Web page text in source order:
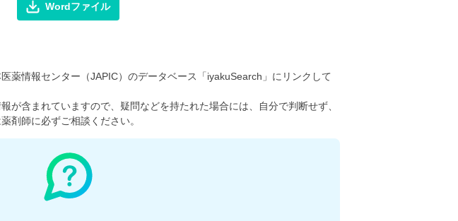
Wordファイル
医薬情報センター（JAPIC）のデータベース「iyakuSearch」にリンクして
が含まれていますので、疑問などを持たれた場合には、自分で判断せず、
剤師に必ずご相談ください。